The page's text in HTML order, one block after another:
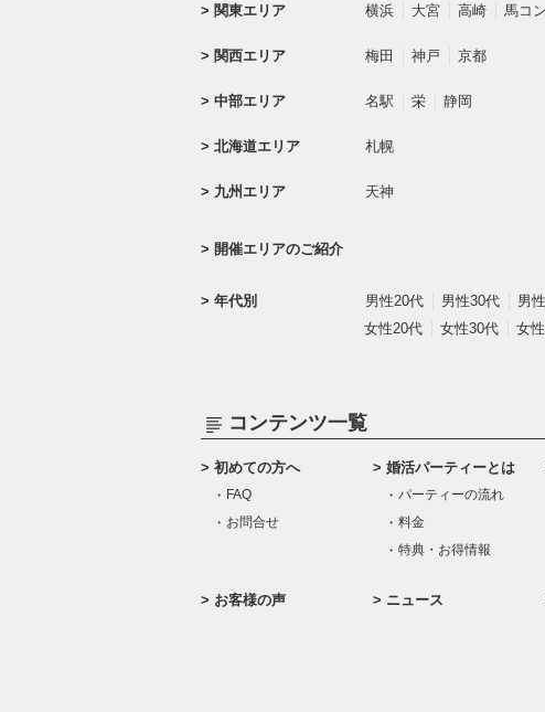
関東エリア 横浜 大宮 高崎 馬コン
関西エリア 梅田 神戸 京都
中部エリア 名駅 栄 静岡
北海道エリア 札幌
九州エリア 天神
開催エリアのご紹介
年代別 男性20代 男性30代 男
女性20代
女性30代 女
コンテンツ一覧
初めての方へ
FAQ
お問合せ
婚活パーティーとは
パーティーの流れ
料金
特典・お得情報
お客様の声 ニュース